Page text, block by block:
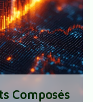
Composés